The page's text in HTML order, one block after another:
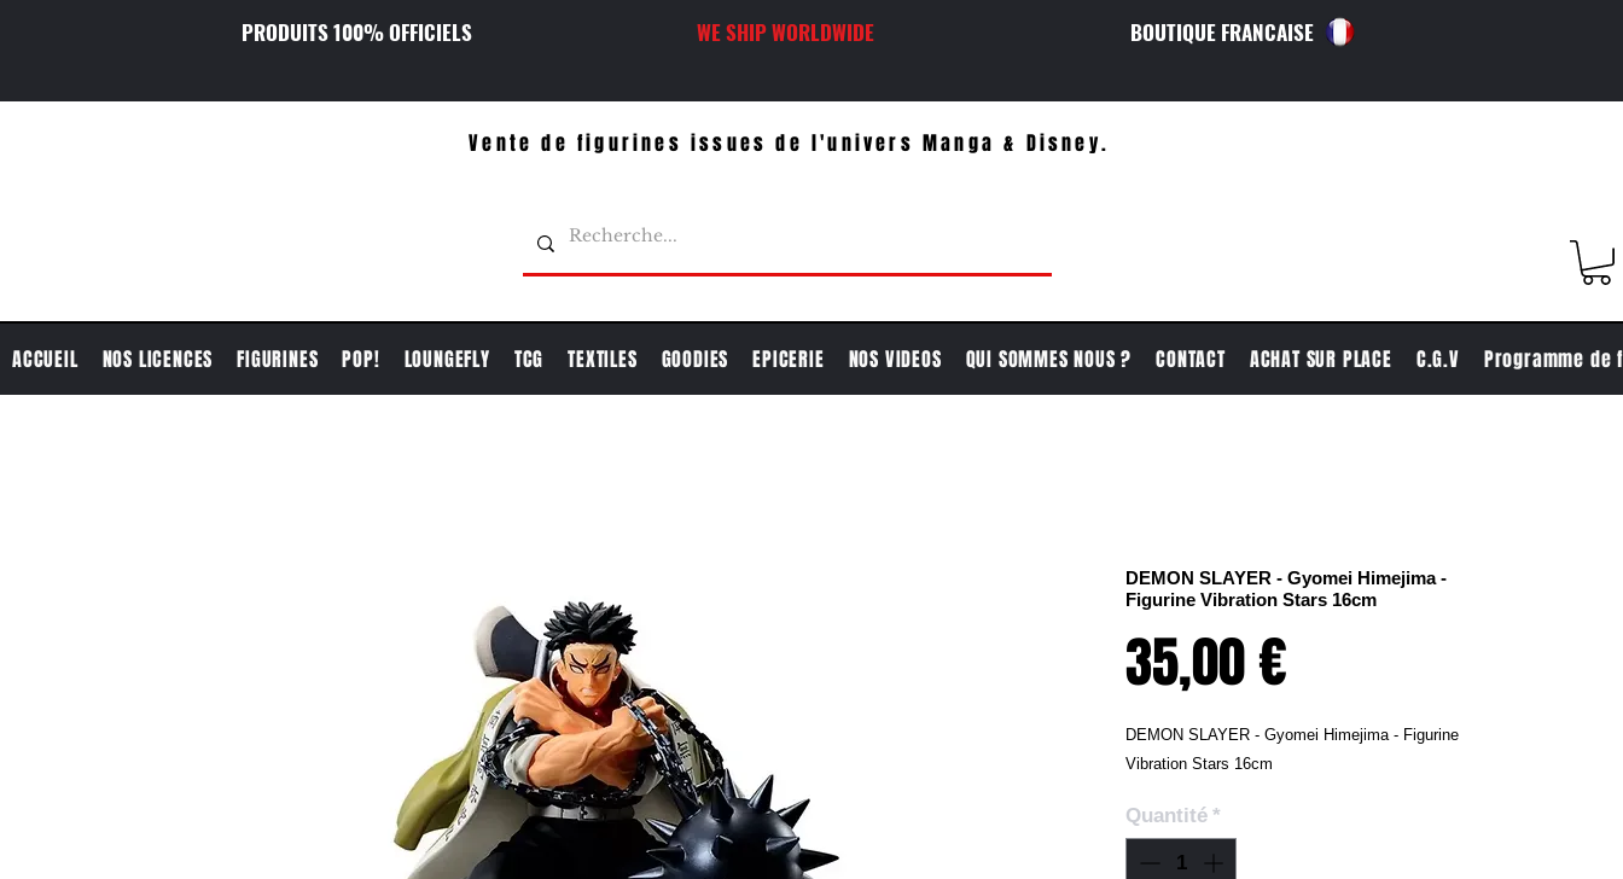
PRODUITS 100% OFFICIELS WE SHIP WORLDWIDE BOUTIQUE FRANCAISE
Vente de figurines issues de l'univers Manga & Disney.
ACCUEIL NOS LICENCES FIGURINES POP! LOUNGEFLY TCG TEXTILES GOODIES EPICERIE NOS VIDEOS QUI SOMMES NOUS ? CONTACT ACHAT SUR PLACE C.G.V Programme de
DEMON SLAYER - Gyomei Himejima -
Figurine Vibration Stars 16cm
35,00 €
DEMON SLAYER - Gyomei Himejima - Figurine
Vibration Stars 16cm
Quantité *